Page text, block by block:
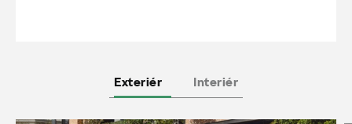
Exteriér Interiér